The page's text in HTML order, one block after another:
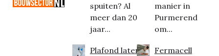
spuiten? Al
meer dan 20
jaar...
Plafond laten
manier in
Purmerend
om...
Fermacell